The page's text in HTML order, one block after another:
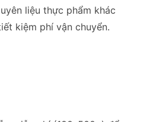
liệu thực phẩm khác
kiệm phí vận chuyển.